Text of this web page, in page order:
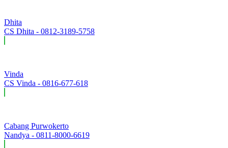
Dhita
CS Dhita - 0812-3189-5758
Vinda
CS Vinda - 0816-677-618
Cabang Purwokerto
Nandya - 0811-8000-6619